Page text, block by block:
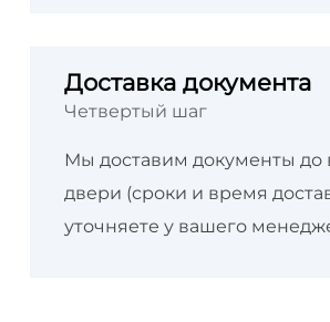
Доставка документа
Четвертый шаг
Мы доставим документы до
двери (сроки и время
уточняете у вашего